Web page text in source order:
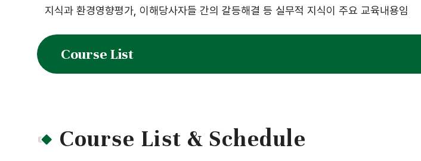
지식과 환경영향평가, 이해당사자들 간의 갈등해결 등 실무적 지식이 주요 교육내용임
Course List
Course List & Schedule